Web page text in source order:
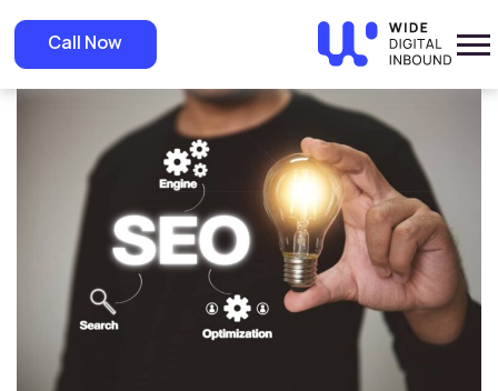
Call Now Home Blog
»
دليل شامل لشرح SEO للمبتدئين في المملكة العربية
السعودية